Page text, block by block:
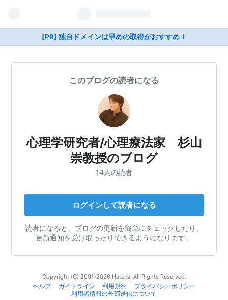
[PR] 独自ドメインは早めの取得がおすすめ！
このブログの読者になる
心理学研究者/心理療法家 杉山
崇教授のブログ
14人の読者
ログインして読者になる
読者になると、ブログの更新を簡単にチェックしたり、
更新通知を受け取ったりできるようになります。
Copyright (C) 2001-2026 Hatena. All Rights Reserved.
ヘルプ
ガイドライン 利用規約
プライバシーポリシー
利用者情報の外部送信について